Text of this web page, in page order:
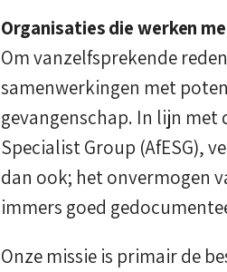
Organisaties die werken
Om vanzelfsprekende
samenwerkingen met
gevangenschap. In lijn met
Specialist Group (AfESG),
dan ook; het onvermogen
immers goed
Onze missie is primair de